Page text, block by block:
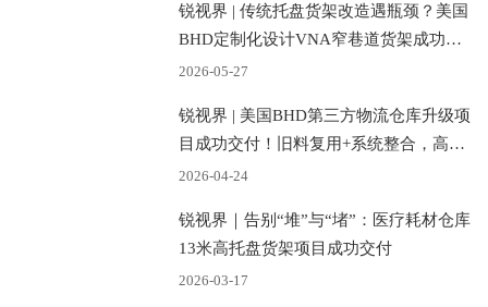
锐视界 | 传统托盘货架改造遇瓶颈？美国
BHD定制化设计VNA窄巷道货架成功破
局！
2026-05-27
锐视界 | 美国BHD第三方物流仓库升级项
目成功交付！旧料复用+系统整合，高效
破解仓库扩容降本难题
2026-04-24
锐视界｜告别“堆”与“堵”：医疗耗材仓库
13米高托盘货架项目成功交付
2026-03-17